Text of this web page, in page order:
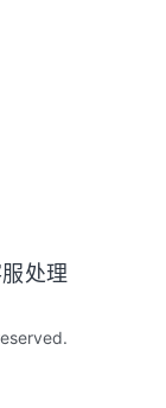
处理